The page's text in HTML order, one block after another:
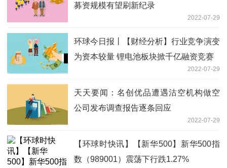
募资规模有望刷新纪录
2022-07-29
环球今日报丨【财经分析】行业竞争演变
为资本较量 锂电池板块掀千亿融资竞赛
2022-07-29
天天要闻：名创优品遭遇沽空机构做空
公司发布调查报告逐条回应
2022-07-29
【环球时快讯】【新华500】新华500指
数（989001）震荡下行跌1.27%